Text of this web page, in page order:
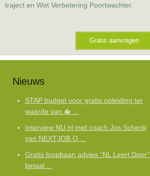
traject en Wet Verbetering Poortwachter.
Gratis aanvragen
Nieuws
STAP budget voor gratis opleiding ter
waarde van � ...
Interview NU.nl met coach Jos Schenk
van NEXTJOB O ...
Gratis loopbaan advies “NL Leert Door”,
betaal ...